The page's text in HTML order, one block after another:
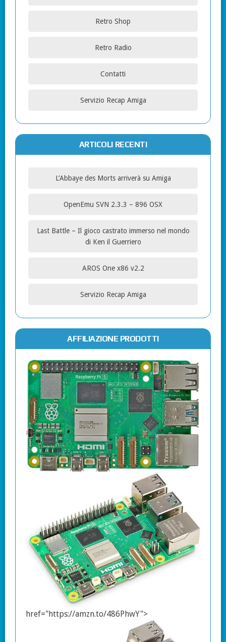
Retro Shop
Retro Radio
Contatti
Servizio Recap Amiga
ARTICOLI RECENTI
L’Abbaye des Morts arriverà su Amiga
OpenEmu SVN 2.3.3 – 896 OSX
Last Battle – Il gioco castrato immerso nel mondo
di Ken il Guerriero
AROS One x86 v2.2
Servizio Recap Amiga
AFFILIAZIONE PRODOTTI
href="https://amzn.to/486PhwY">